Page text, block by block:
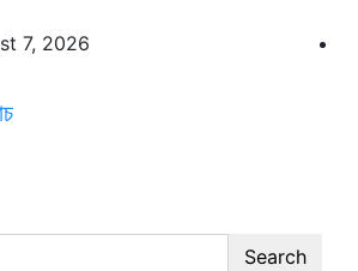
7, 2026
চেতনায় উদ্বুদ্ধ মুখপত্র
Search